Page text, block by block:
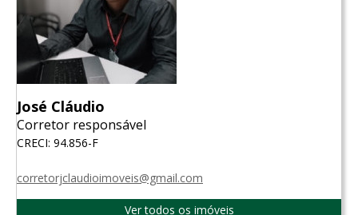
José Cláudio
Corretor responsável
CRECI: 94.856-F
corretorjclaudioimoveis@gmail.com
Ver todos os imóveis